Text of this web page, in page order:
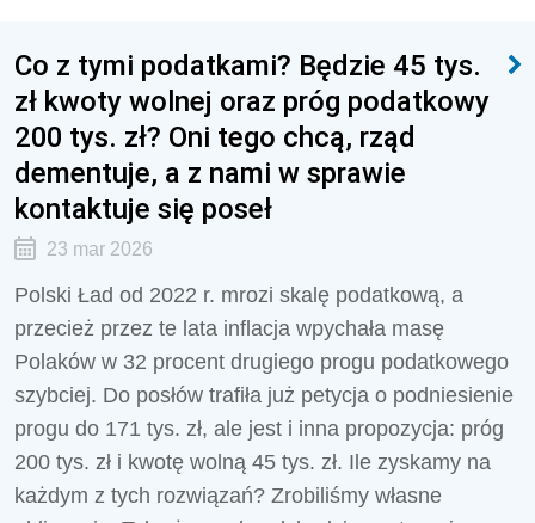
Co z tymi podatkami? Będzie 45 tys.
zł kwoty wolnej oraz próg podatkowy
200 tys. zł? Oni tego chcą, rząd
dementuje, a z nami w sprawie
kontaktuje się poseł
23 mar 2026
Polski Ład od 2022 r. mrozi skalę podatkową, a
przecież przez te lata inflacja wpychała masę
Polaków w 32 procent drugiego progu podatkowego
szybciej. Do posłów trafiła już petycja o podniesienie
progu do 171 tys. zł, ale jest i inna propozycja: próg
200 tys. zł i kwotę wolną 45 tys. zł. Ile zyskamy na
każdym z tych rozwiązań? Zrobiliśmy własne